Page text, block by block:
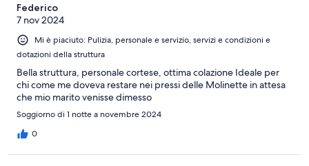
Federico
7 nov 2024
Mi è piaciuto: Pulizia, personale e servizio, servizi e condizioni e
dotazioni della struttura
Bella struttura, personale cortese, ottima colazione Ideale per
chi come me doveva restare nei pressi delle Molinette in attesa
che mio marito venisse dimesso
Soggiorno di 1 notte a novembre 2024
0